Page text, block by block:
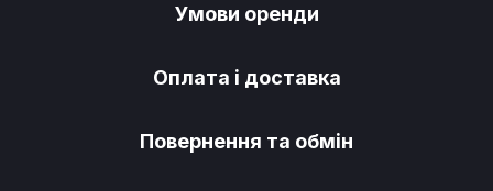
Умови оренди
Оплата і доставка
Повернення та обмін